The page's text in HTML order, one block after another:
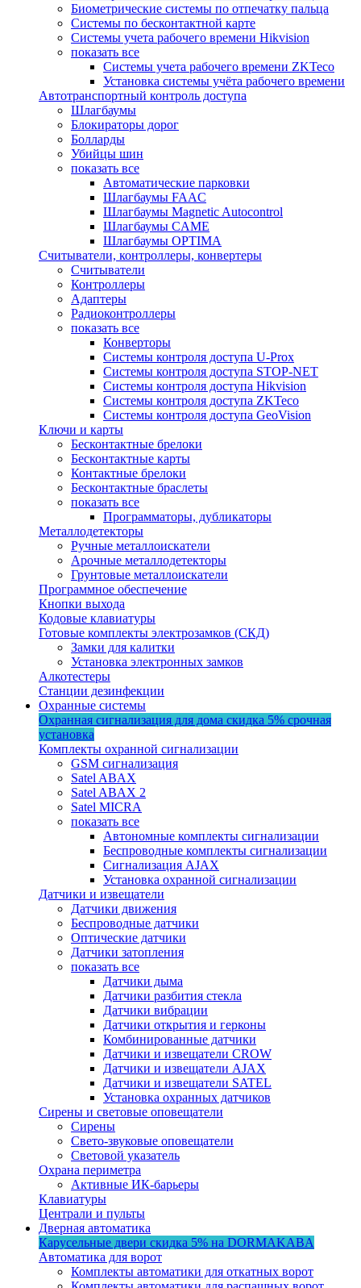
Биометрические системы по отпечатку пальца
Системы по бесконтактной карте
Системы учета рабочего времени Hikvision
показать все
Системы учета рабочего времени ZKTeco
Установка системы учёта рабочего времени
Автотранспортный контроль доступа
Шлагбаумы
Блокираторы дорог
Болларды
Убийцы шин
показать все
Автоматические парковки
Шлагбаумы FAAC
Шлагбаумы Magnetic Autocontrol
Шлагбаумы CAME
Шлагбаумы OPTIMA
Считыватели, контроллеры, конвертеры
Считыватели
Контроллеры
Адаптеры
Радиоконтроллеры
показать все
Конверторы
Системы контроля доступа U-Prox
Системы контроля доступа STOP-NET
Системы контроля доступа Hikvision
Системы контроля доступа ZKTeco
Системы контроля доступа GeoVision
Ключи и карты
Бесконтактные брелоки
Бесконтактные карты
Контактные брелоки
Бесконтактные браслеты
показать все
Программаторы, дубликаторы
Металлодетекторы
Ручные металлоискатели
Арочные металлодетекторы
Грунтовые металлоискатели
Программное обеспечение
Кнопки выхода
Кодовые клавиатуры
Готовые комплекты электрозамков (СКД)
Замки для калитки
Установка электронных замков
Алкотестеры
Станции дезинфекции
Охранные системы
Охранная сигнализация для дома скидка 5% срочная
установка
Комплекты охранной сигнализации
GSM сигнализация
Satel ABAX
Satel ABAX 2
Satel MICRA
показать все
Автономные комплекты сигнализации
Беспроводные комплекты сигнализации
Сигнализация AJAX
Установка охранной сигнализации
Датчики и извещатели
Датчики движения
Беспроводные датчики
Оптические датчики
Датчики затопления
показать все
Датчики дыма
Датчики разбития стекла
Датчики вибрации
Датчики открытия и герконы
Комбинированные датчики
Датчики и извещатели CROW
Датчики и извещатели AJAX
Датчики и извещатели SATEL
Установка охранных датчиков
Сирены и световые оповещатели
Сирены
Свето-звуковые оповещатели
Световой указатель
Охрана периметра
Активные ИК-барьеры
Клавиатуры
Централи и пульты
Дверная автоматика
Карусельные двери скидка 5% на DORMAKABA
Автоматика для ворот
Комплекты автоматики для откатных ворот